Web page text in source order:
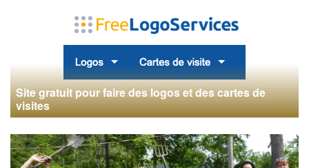
Site gratuit pour faire des logos et des cartes de
visites